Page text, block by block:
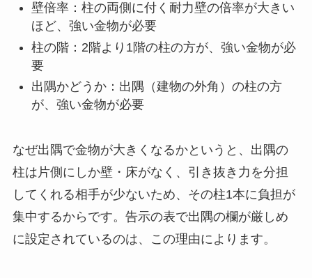
壁倍率：柱の両側に付く耐力壁の倍率が大きい
ほど、強い金物が必要
柱の階：2階より1階の柱の方が、強い金物が必
要
出隅かどうか：出隅（建物の外角）の柱の方
が、強い金物が必要
なぜ出隅で金物が大きくなるかというと、出隅の
柱は片側にしか壁・床がなく、引き抜き力を分担
してくれる相手が少ないため、その柱1本に負担が
集中するからです。告示の表で出隅の欄が厳しめ
に設定されているのは、この理由によります。